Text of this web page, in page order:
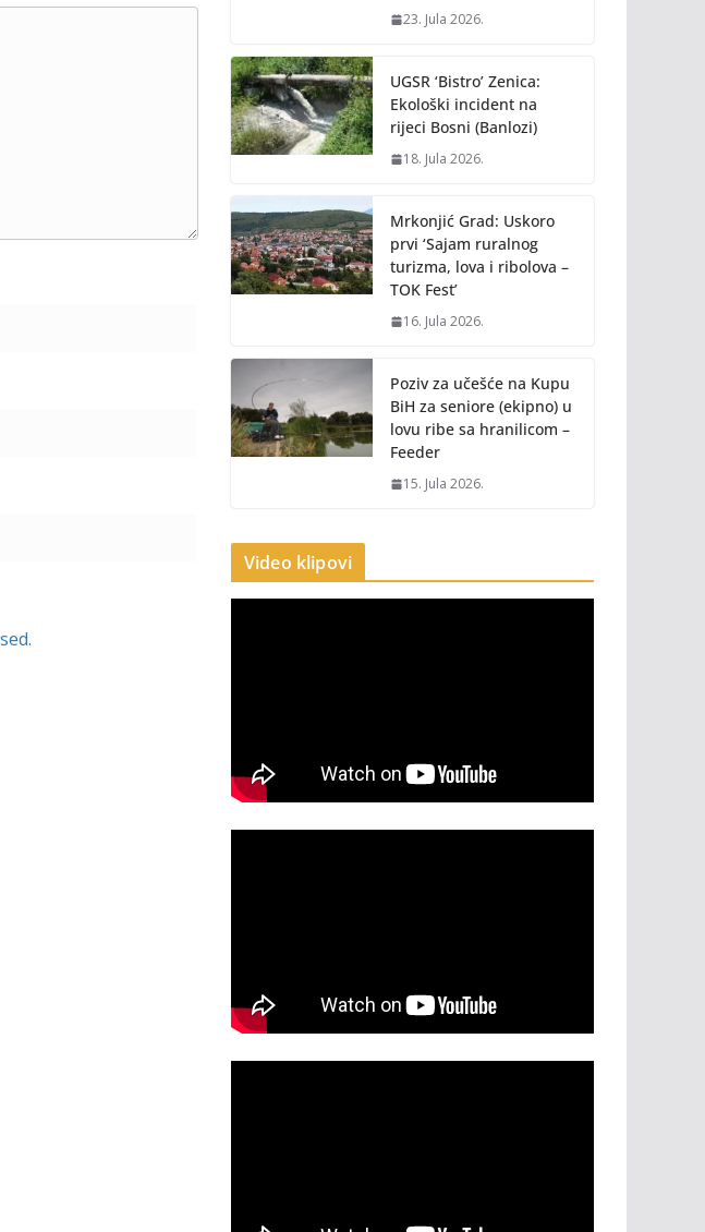
23. Jula 2026.
UGSR ‘Bistro’ Zenica:
Ekološki incident na
rijeci Bosni (Banlozi)
18. Jula 2026.
Mrkonjić Grad: Uskoro
prvi ‘Sajam ruralnog
turizma, lova i ribolova –
TOK Fest’
16. Jula 2026.
Poziv za učešće na Kupu
BiH za seniore (ekipno) u
lovu ribe sa hranilicom –
Feeder
15. Jula 2026.
Video klipovi